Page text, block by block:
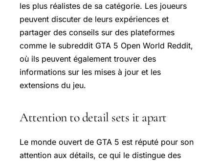
les plus réalistes de sa catégorie. Les joueurs
peuvent discuter de leurs expériences et
partager des conseils sur des plateformes
comme le subreddit GTA 5 Open World Reddit,
où ils peuvent également trouver des
informations sur les mises à jour et les
extensions du jeu.
Attention to detail sets it apart
Le monde ouvert de GTA 5 est réputé pour son
attention aux détails, ce qui le distingue des